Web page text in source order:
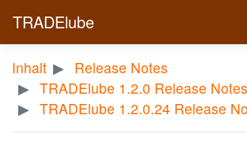
TRADElube
Inhalt
Release Notes
TRADElube 1.2.0 Release Notes
TRADElube 1.2.0.24 Release